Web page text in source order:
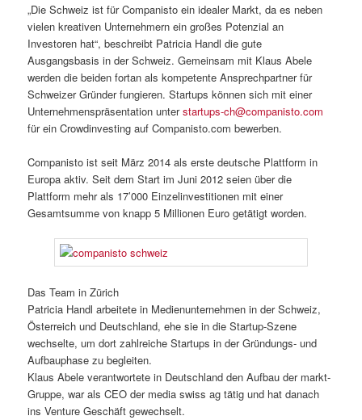
„Die Schweiz ist für Companisto ein idealer Markt, da es neben
vielen kreativen Unternehmern ein großes Potenzial an
Investoren hat“, beschreibt Patricia Handl die gute
Ausgangsbasis in der Schweiz. Gemeinsam mit Klaus Abele
werden die beiden fortan als kompetente Ansprechpartner für
Schweizer Gründer fungieren. Startups können sich mit einer
Unternehmenspräsentation unterstartups-ch@companisto.com
für ein Crowdinvesting auf Companisto.com bewerben.
Companisto ist seit März 2014 als erste deutsche Plattform in
Europa aktiv. Seit dem Start im Juni 2012 seien über die
Plattform mehr als 17’000 Einzelinvestitionen mit einer
Gesamtsumme von knapp 5 Millionen Euro getätigt worden.
Das Team in Zürich
Patricia Handl arbeitete in Medienunternehmen in der Schweiz,
Österreich und Deutschland, ehe sie in die Startup-Szene
wechselte, um dort zahlreiche Startups in der Gründungs- und
Aufbauphase zu begleiten.
Klaus Abele verantwortete in Deutschland den Aufbau der markt-
Gruppe, war als CEO der media swiss ag tätig und hat danach
ins Venture Geschäft gewechselt.